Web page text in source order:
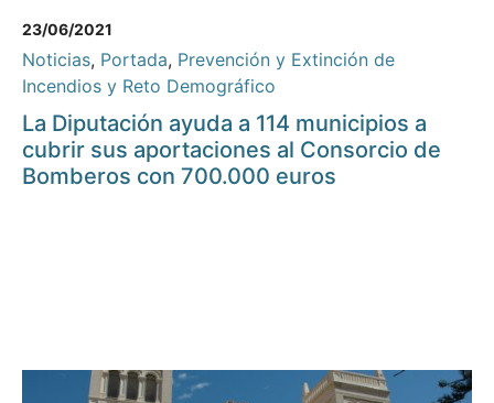
23/06/2021
Noticias, Portada, Prevención y Extinción de
Incendios y Reto Demográfico
La Diputación ayuda a 114 municipios a
cubrir sus aportaciones al Consorcio de
Bomberos con 700.000 euros